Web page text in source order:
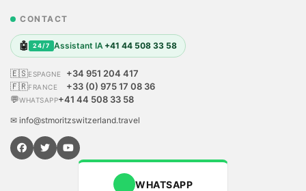
CONTACT
🤖 24/7 Assistant IA +41 44 508 33 58
🇪🇸ESPAGNE
+34 951 204 417
🇫🇷FRANCE
+33 (0) 975 17 08 36
💬WHATSAPP+41 44 508 33 58
✉ info@stmoritzswitzerland.travel
WHATSAPP